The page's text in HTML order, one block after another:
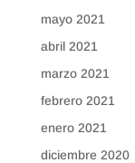
mayo 2021
abril 2021
marzo 2021
febrero 2021
enero 2021
diciembre 2020